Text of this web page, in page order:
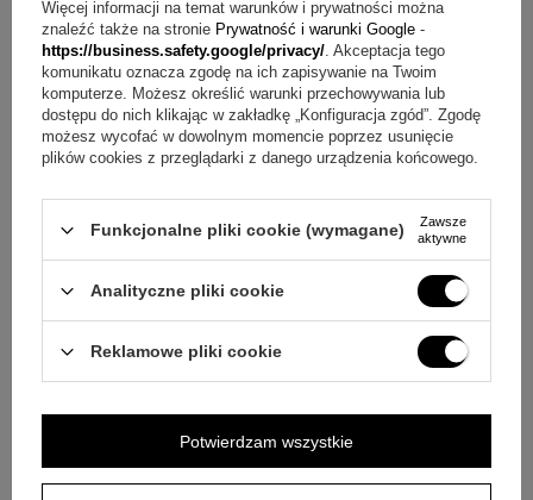
Złote stópki ze złota 585 z grawerem i
dedykacją dla mamy
Personalizuj
DOSTAWA gratis
Więcej informacji na temat warunków i prywatności można
znaleźć także na stronie Prywatność i warunki Google -
https://business.safety.google/privacy/. Akceptacja tego
komunikatu oznacza zgodę na ich zapisywanie na Twoim
komputerze. Możesz określić warunki przechowywania lub
dostępu do nich klikając w zakładkę „Konfiguracja zgód”. Zgodę
możesz wycofać w dowolnym momencie poprzez usunięcie
plików cookies z przeglądarki z danego urządzenia końcowego.
Funkcjonalne pliki cookie (wymagane)
Zawsze
aktywne
Analityczne pliki cookie
Reklamowe pliki cookie
Potwierdzam wszystkie